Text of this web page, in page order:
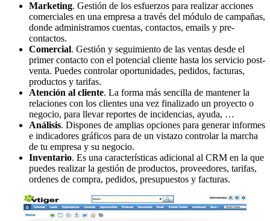
Marketing. Gestión de los esfuerzos para realizar acciones
comerciales en una empresa a través del módulo de campañas,
donde administramos cuentas, contactos, emails y pre-
contactos.
Comercial. Gestión y seguimiento de las ventas desde el
primer contacto con el potencial cliente hasta los servicio post-
venta. Puedes controlar oportunidades, pedidos, facturas,
productos y tarifas.
Atención al cliente. La forma más sencilla de mantener la
relaciones con los clientes una vez finalizado un proyecto o
negocio, para llevar reportes de incidencias, ayuda, …
Análisis. Dispones de amplias opciones para generar informes
e indicadores gráficos para de un vistazo controlar la marcha
de tu empresa y su negocio.
Inventario. Es una características adicional al CRM en la que
puedes realizar la gestión de productos, proveedores, tarifas,
ordenes de compra, pedidos, presupuestos y facturas.